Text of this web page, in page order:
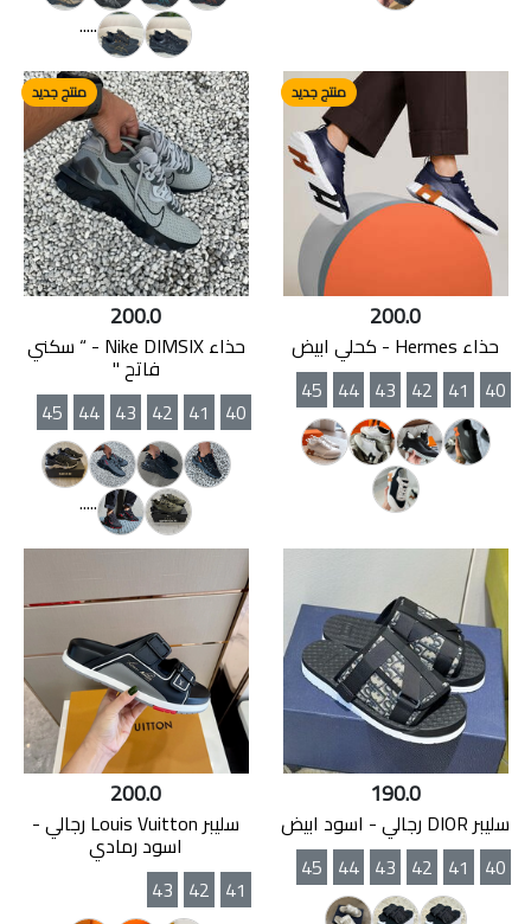
.....
منتج جديد
200.0
حذاء Hermes - كحلي ابيض
40
41
42
43
44
45
منتج جديد
200.0
حذاء Nike DIMSIX - “ سكني
فاتح "
40
41
42
43
44
45
.....
190.0
سليبر DIOR رجالي - اسود ابيض
40
41
42
43
44
45
200.0
سليبر Louis Vuitton رجالي -
اسود رمادي
41
42
43